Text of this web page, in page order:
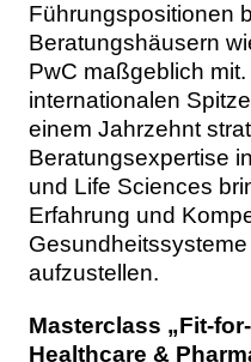
Führungspositionen
Beratungshäusern
PwC maßgeblich
internationalen
einem Jahrzehnt
Beratungsexpertise
und Life Sciences
Erfahrung und
aufzustellen.
Masterclass „Fit-
Healthcare &